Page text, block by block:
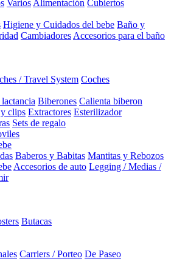
Varios Alimentación Cubiertos
Higiene y Cuidados del bebe Baño y
Cambiadores Accesorios para el baño
/ Travel System Coches
Biberones Calienta biberon
clips Extractores Esterilizador
Sets de regalo
Baberos y Babitas Mantitas y Rebozos
Accesorios de auto Legging / Medias /
Butacas
Carriers / Porteo De Paseo